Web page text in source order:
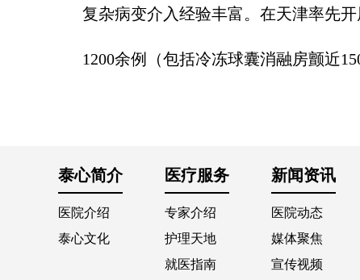
复杂病变介入经验丰富。在天津率先
1200余例（包括冷冻球囊消融房颤近
泰心简介 医疗服务 新闻资讯
医院介绍
泰心文化
专家介绍
护理天地
就医指南
医院动态
媒体聚焦
宣传视频